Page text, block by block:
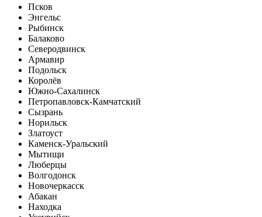
Псков
Энгельс
Рыбинск
Балаково
Северодвинск
Армавир
Подольск
Королёв
Южно-Сахалинск
Петропавловск-Камчатский
Сызрань
Норильск
Златоуст
Каменск-Уральский
Мытищи
Люберцы
Волгодонск
Новочеркасск
Абакан
Находка